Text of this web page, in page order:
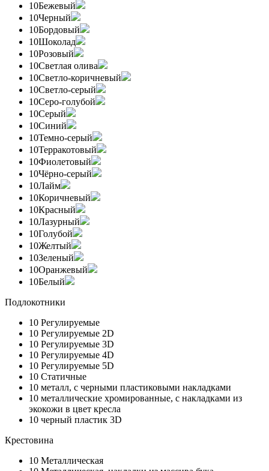
10Бежевый
10Черный
10Бордовый
10Шоколад
10Розовый
10Светлая олива
10Светло-коричневый
10Светло-серый
10Серо-голубой
10Серый
10Синий
10Темно-серый
10Терракотовый
10Фиолетовый
10Чёрно-серый
10Лайм
10Коричневый
10Красный
10Лазурный
10Голубой
10Желтый
10Зеленый
10Оранжевый
10Белый
Подлокотники
10 Регулируемые
10 Регулируемые 2D
10 Регулируемые 3D
10 Регулируемые 4D
10 Регулируемые 5D
10 Статичные
10 металл, с черными пластиковыми накладками
10 металлические хромированные, с накладками из
экокожи в цвет кресла
10 черный пластик 3D
Крестовина
10 Металлическая